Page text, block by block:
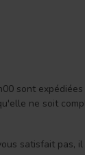
sont
ne soit
satisfait pas,